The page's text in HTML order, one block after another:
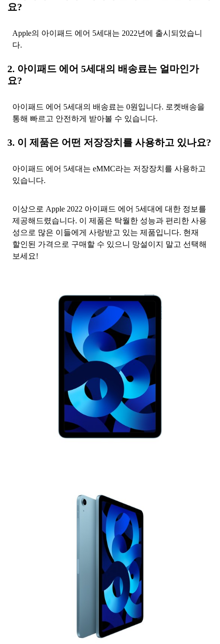
요?
Apple의 아이패드 에어 5세대는 2022년에 출시되었습니
다.
2. 아이패드 에어 5세대의 배송료는 얼마인가
요?
아이패드 에어 5세대의 배송료는 0원입니다. 로켓배송을
통해 빠르고 안전하게 받아볼 수 있습니다.
3. 이 제품은 어떤 저장장치를 사용하고 있나요?
아이패드 에어 5세대는 eMMC라는 저장장치를 사용하고
있습니다.
이상으로 Apple 2022 아이패드 에어 5세대에 대한 정보를
제공해드렸습니다. 이 제품은 탁월한 성능과 편리한 사용
성으로 많은 이들에게 사랑받고 있는 제품입니다. 현재
할인된 가격으로 구매할 수 있으니 망설이지 말고 선택해
보세요!